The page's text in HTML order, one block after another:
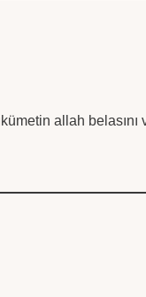
allah